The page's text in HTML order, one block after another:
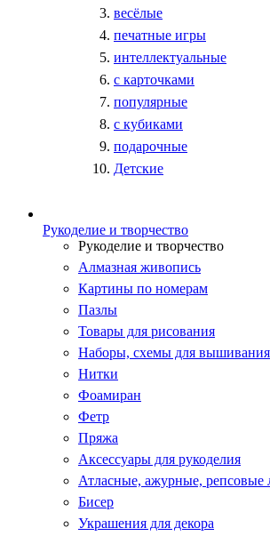
весёлые
печатные игры
интеллектуальные
с карточками
популярные
с кубиками
подарочные
Детские
Рукоделие и творчество
Рукоделие и творчество
Алмазная живопись
Картины по номерам
Пазлы
Товары для рисования
Наборы, схемы для вышивания
Нитки
Фоамиран
Фетр
Пряжа
Аксессуары для рукоделия
Атласные, ажурные, репсовые
Бисер
Украшения для декора